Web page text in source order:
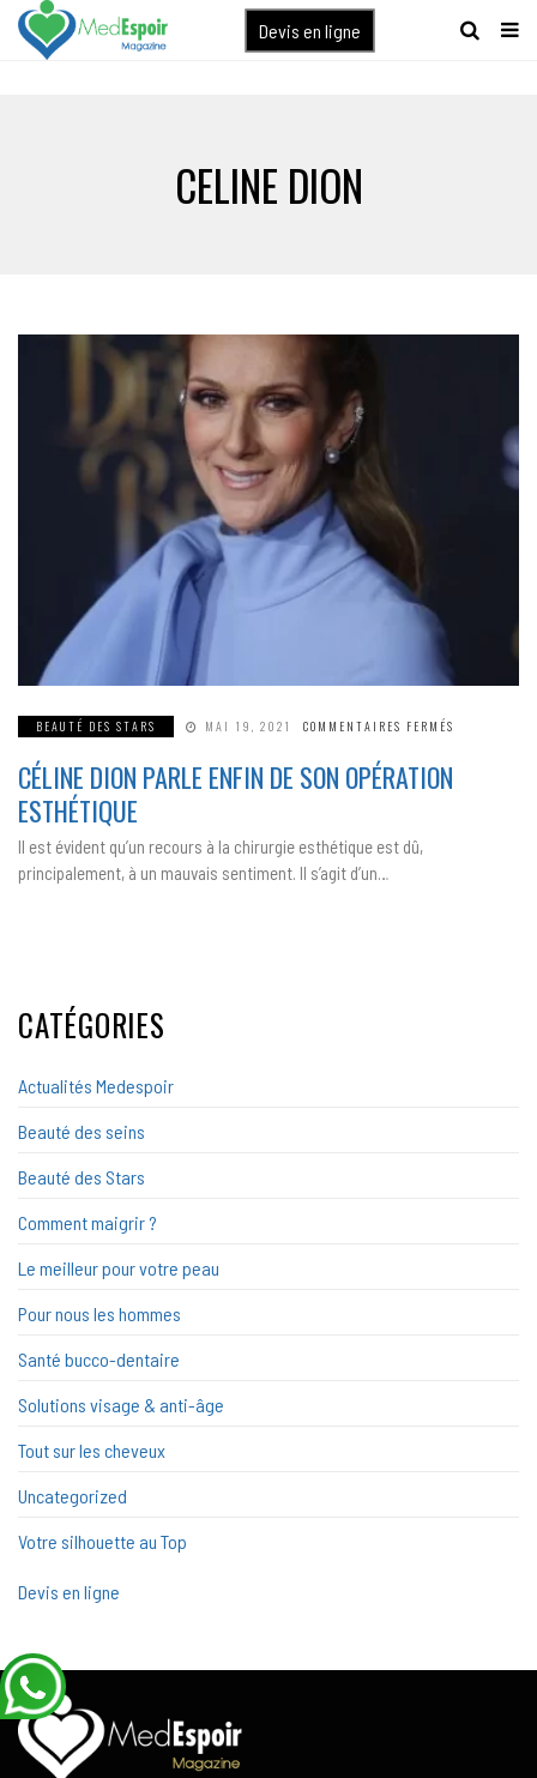
[maxbutton name="devis express"]
Devis en ligne
CELINE DION
BEAUTÉ DES STARS MAI 19, 2021 COMMENTAIRES FERMÉS
CÉLINE DION PARLE ENFIN DE SON OPÉRATION
ESTHÉTIQUE
Il est évident qu’un recours à la chirurgie esthétique est dû,
principalement, à un mauvais sentiment. Il s’agit d’un…
CATÉGORIES
Actualités Medespoir
Beauté des seins
Beauté des Stars
Comment maigrir ?
Le meilleur pour votre peau
Pour nous les hommes
Santé bucco-dentaire
Solutions visage & anti-âge
Tout sur les cheveux
Uncategorized
Votre silhouette au Top
Devis en ligne